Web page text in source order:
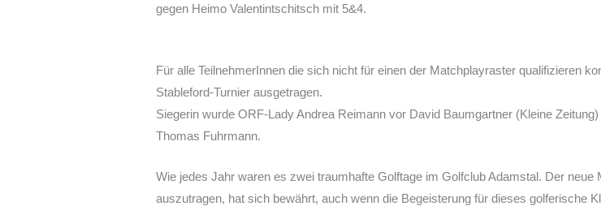
gegen Heimo Valentintschitsch mit 5&4.
Für alle TeilnehmerInnen die sich nicht für einen der Matchplayraster qualifizieren
Stableford-Turnier ausgetragen.
Siegerin wurde ORF-Lady Andrea Reimann vor David Baumgartner (Kleine
Thomas Fuhrmann.
Wie jedes Jahr waren es zwei traumhafte Golftage im Golfclub Adamstal. Der
auszutragen, hat sich bewährt, auch wenn die Begeisterung für dieses golferische